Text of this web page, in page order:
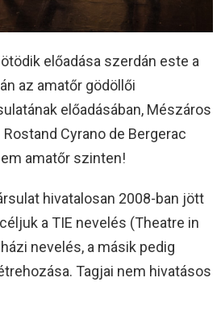
előadása szerdán este a
az amatőr gödöllői
előadásában, Mészáros
Cyrano de Bergerac
amatőr szinten!
hivatalosan 2008-ban jött
a TIE nevelés (Theatre in
nevelés, a másik pedig
Tagjai nem hivatásos